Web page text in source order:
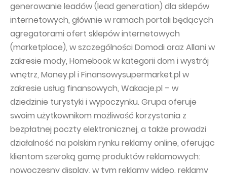
generowanie leadów (lead generation) dla sklepów
internetowych, głównie w ramach portali będących
agregatorami ofert sklepów internetowych
(marketplace), w szczególności Domodi oraz Allani w
zakresie mody, Homebook w kategorii dom i wystrój
wnętrz, Money.pl i Finansowysupermarket.pl w
zakresie usług finansowych, Wakacje.pl – w
dziedzinie turystyki i wypoczynku. Grupa oferuje
swoim użytkownikom możliwość korzystania z
bezpłatnej poczty elektronicznej, a także prowadzi
działalność na polskim rynku reklamy online, oferując
klientom szeroką gamę produktów reklamowych:
nowoczesny display, w tym reklamy wideo, reklamy